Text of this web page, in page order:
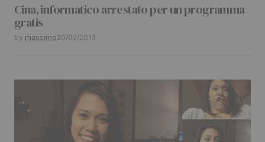
Cina, informatico arrestato per un programma
gratis
by massimo20/02/2013